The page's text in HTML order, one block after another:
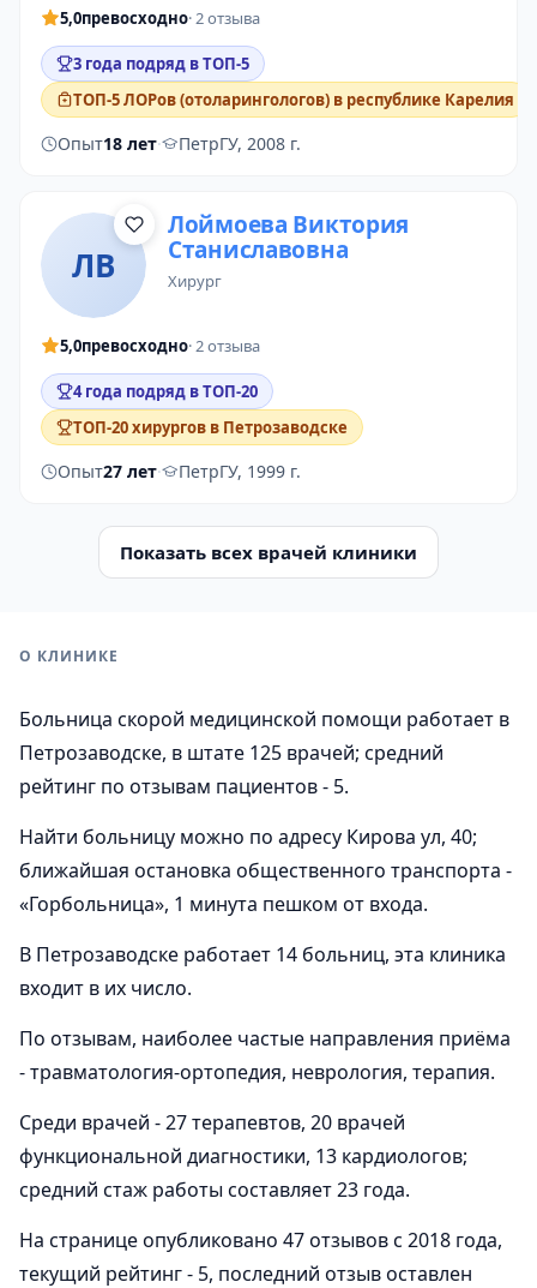
5,0превосходно· 2 отзыва
3 года подряд в ТОП-5
ТОП-5 ЛОРов (отоларингологов) в республике Карелия
Опыт18 лет· ПетрГУ, 2008 г.
ЛВ
Лоймоева Виктория
Станиславовна
хирург
5,0превосходно· 2 отзыва
4 года подряд в ТОП-20
ТОП-20 хирургов в Петрозаводске
Опыт27 лет· ПетрГУ, 1999 г.
Показать всех врачей клиники
О КЛИНИКЕ
Больница скорой медицинской помощи работает в
Петрозаводске, в штате 125 врачей; средний
рейтинг по отзывам пациентов - 5.
Найти больницу можно по адресу Кирова ул, 40;
ближайшая остановка общественного транспорта -
«Горбольница», 1 минута пешком от входа.
В Петрозаводске работает 14 больниц, эта клиника
входит в их число.
По отзывам, наиболее частые направления приёма
- травматология-ортопедия, неврология, терапия.
Среди врачей - 27 терапевтов, 20 врачей
функциональной диагностики, 13 кардиологов;
средний стаж работы составляет 23 года.
На странице опубликовано 47 отзывов с 2018 года,
текущий рейтинг - 5, последний отзыв оставлен